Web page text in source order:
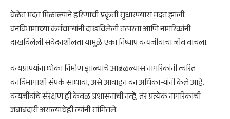
वेळेत मदत मिळाल्याने हरिणाची प्रकृती सुधारण्यास मदत झाली.
वनविभागाच्या कर्मचाऱ्यांनी दाखविलेली तत्परता आणि नागरिकांनी
दाखविलेली संवेदनशीलता यामुळे एका निष्पाप वन्यजीवाचा जीव वाचला.
वन्यप्राण्यांना धोका निर्माण झाल्याचे आढळल्यास नागरिकांनी त्वरित
वनविभागाशी संपर्क साधावा, असे आवाहन वन अधिकाऱ्यांनी केले आहे.
वन्यजीवांचे संरक्षण ही केवळ प्रशासनाची नव्हे, तर प्रत्येक नागरिकाची
जबाबदारी असल्याचेही त्यांनी सांगितले.